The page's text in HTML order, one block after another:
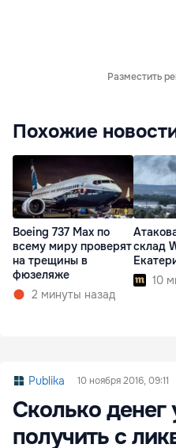
Разместить
Похожие
Boeing 737 Max по
всему миру проверят
на трещины в
фюзеляже
2 минуты назад
склад
10
Publika 10 ноября 2016, 09:11
Сколько денег
получить с